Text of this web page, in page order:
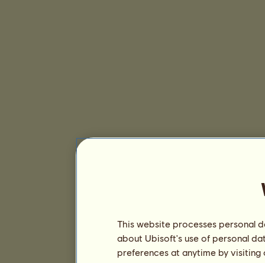
This website processes personal
about Ubisoft's use of personal
preferences at anytime by